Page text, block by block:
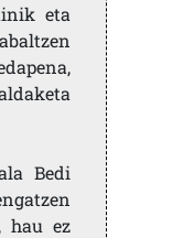
eta
Bedi
hau ez